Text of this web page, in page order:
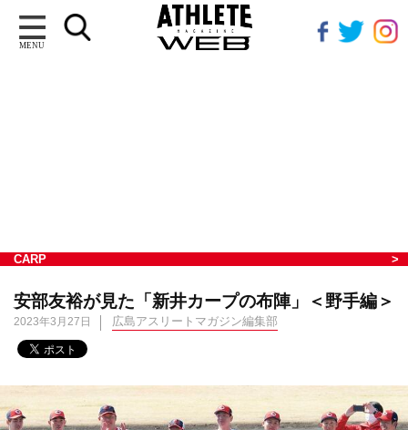
MENU
CARP
安部友裕が見た「新井カープの布陣」＜野手編＞
2023年3月27日 広島アスリートマガジン編集部